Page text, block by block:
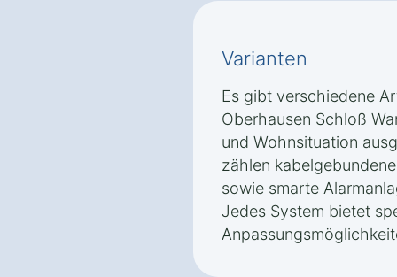
Varianten
Es gibt verschiedene
Oberhausen Schloß
und Wohnsituation
zählen
sowie smarte
Jedes System bietet